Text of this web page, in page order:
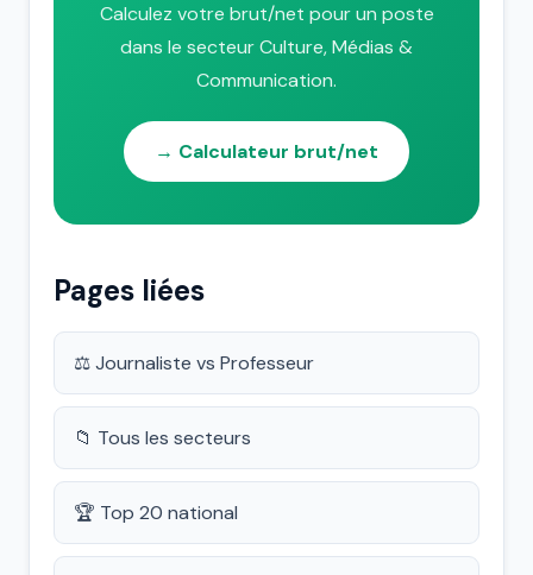
Calculez votre brut/net pour un poste
dans le secteur Culture, Médias &
Communication.
→ Calculateur brut/net
Pages liées
⚖️ Journaliste vs Professeur
📁 Tous les secteurs
🏆 Top 20 national